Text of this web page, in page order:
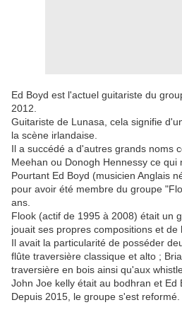
Ed Boyd est l'actuel guitariste du
2012.
Guitariste de Lunasa, cela signifie
la scène irlandaise.
Il a succédé a d'autres grands noms
Meehan ou Donogh Hennessy ce qui
Pourtant Ed Boyd (musicien Anglais
pour avoir été membre du groupe
ans.
Flook (actif de 1995 à 2008) était un
jouait ses propres compositions et de
Il avait la particularité de posséder
flûte traversière classique et alto ;
traversière en bois ainsi qu'aux
John Joe kelly était au bodhran et Ed
Depuis 2015, le groupe s'est reformé.